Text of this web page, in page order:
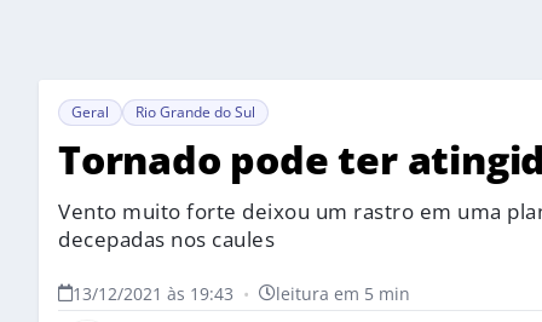
Geral Rio Grande do Sul
Tornado pode ter
Vento muito forte deixou um rastro em uma
decepadas nos caules
13/12/2021 às 19:43 • leitura em 5 min